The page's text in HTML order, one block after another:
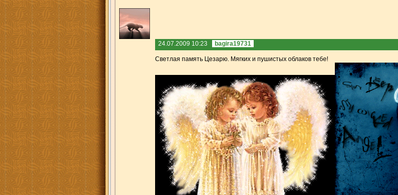
24.07.2009 10:23 bagira19731
Светлая память Цезарю. Мягких и пушистых облаков тебе!